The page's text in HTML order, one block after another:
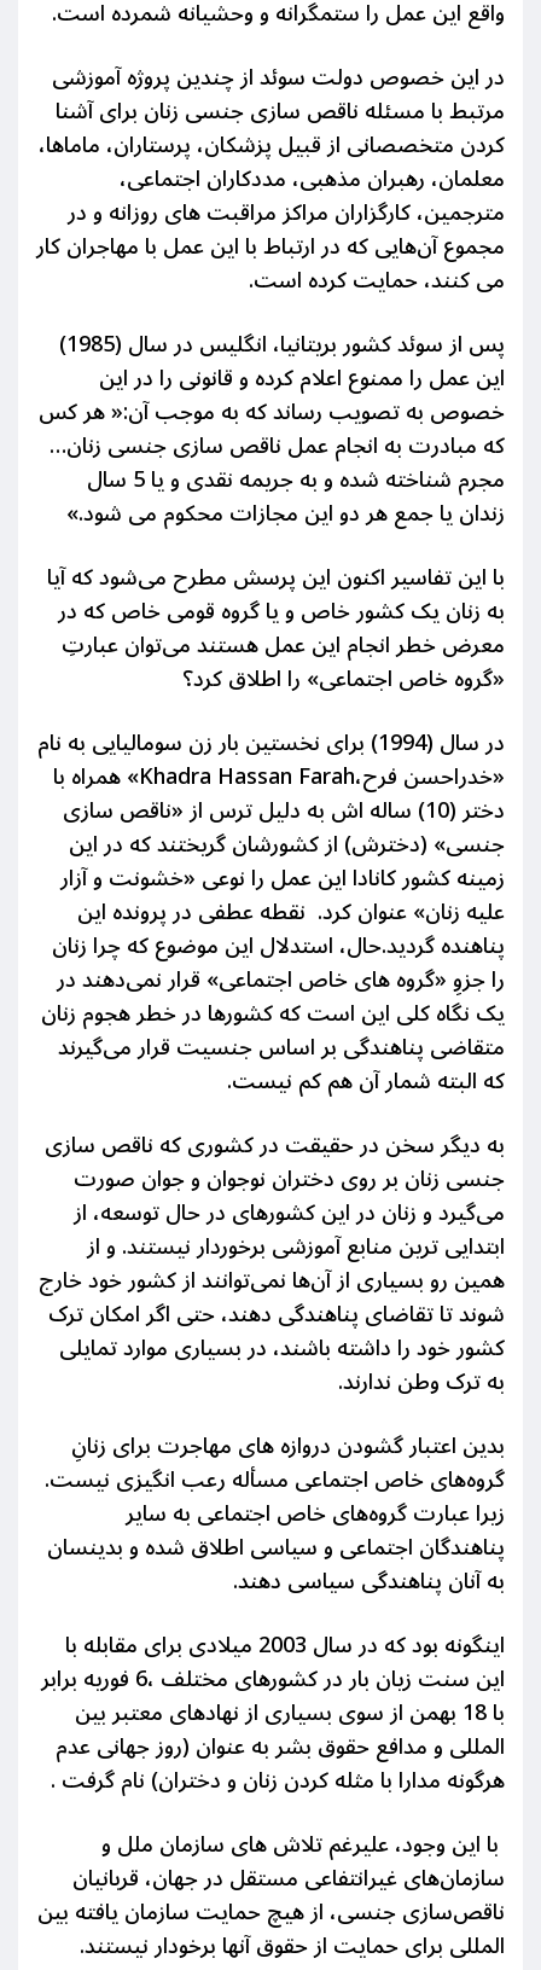
واقع این عمل را ستمگرانه و وحشیانه شمرده است.
در این خصوص دولت سوئد از چندین پروژه آموزشی
مرتبط با مسئله ناقص سازی جنسی زنان برای آشنا
کردن متخصصانی از قبیل پزشکان، پرستاران، ماماها،
معلمان، رهبران مذهبی، مددکاران اجتماعی،
مترجمین، کارگزاران مراکز مراقبت های روزانه و در
مجموع آن‌هایی که در ارتباط با این عمل با مهاجران کار
می کنند، حمایت کرده است.
پس از سوئد کشور بریتانیا، انگلیس در سال (1985)
این عمل را ممنوع اعلام کرده و قانونی را در این
خصوص به تصویب رساند که به موجب آن:« هر کس
که مبادرت به انجام عمل ناقص سازی جنسی زنان…
مجرم شناخته شده و به جریمه نقدی و یا 5 سال
زندان یا جمع هر دو این مجازات محکوم می شود.»
با این تفاسیر اکنون این پرسش مطرح می‌شود که آیا
به زنان یک کشور خاص و یا گروه قومی خاص که در
معرض خطر انجام این عمل هستند می‌توان عبارتِ
«گروه خاص اجتماعی» را اطلاق کرد؟
در سال (1994) برای نخستین بار زن سومالیایی به نام
«خدراحسن فرح،Khadra Hassan Farah» همراه با
دختر (10) ساله اش به دلیل ترس از «ناقص سازی
جنسی» (دخترش) از کشورشان گریختند که در این
زمینه کشور کانادا این عمل را نوعی «خشونت و آزار
علیه زنان» عنوان کرد. نقطه عطفی در پرونده این
پناهنده گردید.حال، استدلال این موضوع که چرا زنان
را جزوِ «گروه های خاص اجتماعی» قرار نمی‌دهند در
یک نگاه کلی این است که کشورها در خطر هجوم زنان
متقاضی پناهندگی بر اساس جنسیت قرار می‌گیرند
که البته شمار آن هم کم نیست.
به دیگر سخن در حقیقت در کشوری که ناقص سازی
جنسی زنان بر روی دختران نوجوان و جوان صورت
می‌گیرد و زنان در این کشورهای در حال توسعه، از
ابتدایی ترین منابع آموزشی برخوردار نیستند. و از
همین رو بسیاری از آن‌ها نمی‌توانند از کشور خود خارج
شوند تا تقاضای پناهندگی دهند، حتی اگر امکان ترک
کشور خود را داشته باشند، در بسیاری موارد تمایلی
به ترک وطن ندارند.
بدین اعتبار گشودن دروازه های مهاجرت برای زنانِ
گروه‌های خاص اجتماعی مسأله رعب انگیزی نیست.
زیرا عبارت گروه‌های خاص اجتماعی به سایر
پناهندگان اجتماعی و سیاسی اطلاق شده و بدینسان
به آنانپناهندگی سیاسی دهند.
اینگونه بود که در سال 2003 میلادی برای مقابله با
این سنت زیان بار در کشورهای مختلف ،6 فوریه برابر
با 18 بهمن از سوی بسیاری از نهادهای معتبر بین
المللی و مدافع حقوق بشر به عنوان (روز جهانی عدم
هرگونه مدارا با مثله کردن زنان و دختران) نام گرفت .
با این وجود، علیرغم تلاش های سازمان ملل و
سازمان‌های غیرانتفاعی مستقل در جهان، قربانیان
ناقص‌سازی جنسی، از هیچ حمایت سازمان یافته بین
المللی برای حمایت از حقوق آنها برخودار نیستند.